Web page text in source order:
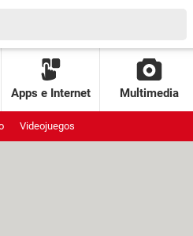
Apps e Internet Multimedia
Videojuegos